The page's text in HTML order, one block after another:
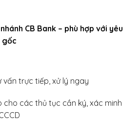
CB Bank – phù hợp với yêu
gốc
trực tiếp, xử lý ngay
cho các thủ tục cần ký, xác minh